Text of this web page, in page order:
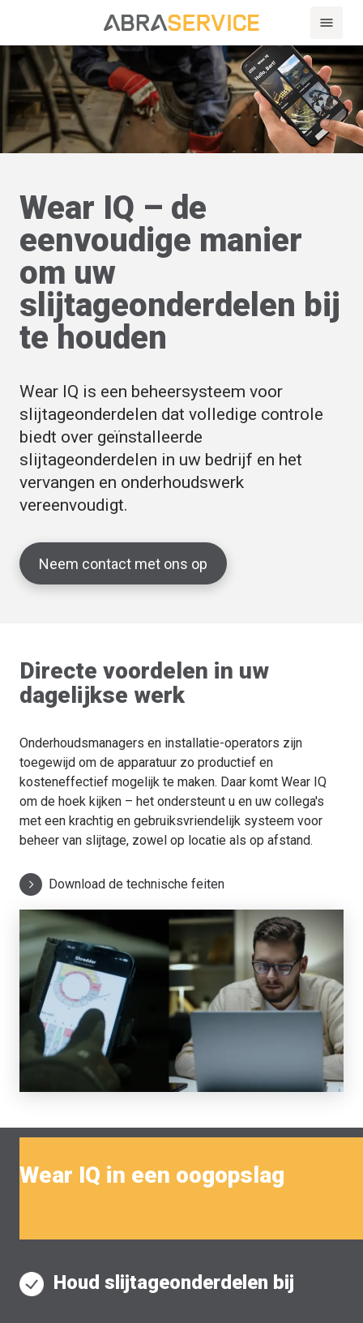
Wear IQ – de
eenvoudige manier
om uw
slijtageonderdelen bij
te houden
Wear IQ is een beheersysteem voor
slijtageonderdelen dat volledige controle
biedt over geïnstalleerde
slijtageonderdelen in uw bedrijf en het
vervangen en onderhoudswerk
vereenvoudigt.
Neem contact met ons op
Directe voordelen in uw
dagelijkse werk
Onderhoudsmanagers en installatie-operators zijn
toegewijd om de apparatuur zo productief en
kosteneffectief mogelijk te maken. Daar komt Wear IQ
om de hoek kijken – het ondersteunt u en uw collega's
met een krachtig en gebruiksvriendelijk systeem voor
beheer van slijtage, zowel op locatie als op afstand.
Download de technische feiten
Wear IQ in een oogopslag
Houd slijtageonderdelen bij